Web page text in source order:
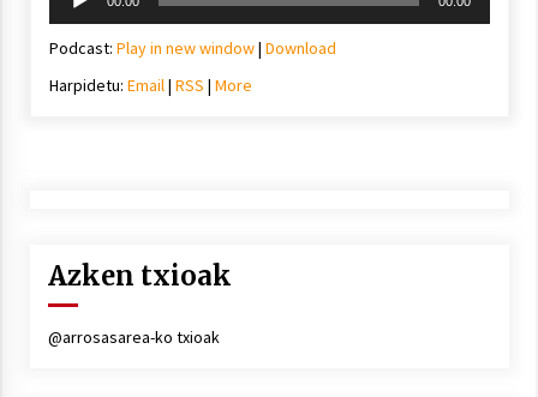
erreproduzigailua
Podcast: Play in new window| Download
Harpidetu: Email| RSS | More
Azken txioak
@arrosasarea-ko txioak